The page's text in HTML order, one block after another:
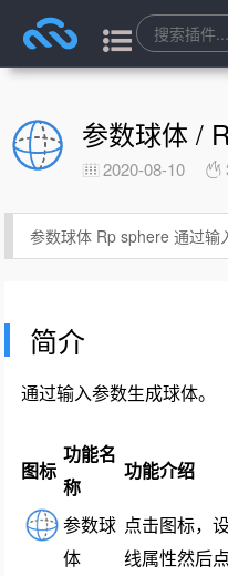
参数球体 /
2020-08-10
参数球体 Rp sphere 通过输
简介
通过输入参数生成球体。
图标
功能名
称
功能介绍
参数球
体
点击图标，
线属性然后